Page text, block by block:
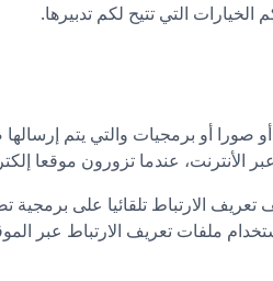
التي تتيح لكم تدبيرها.
صورا أو برمجيات والتي يتم
الأنترنت، عندما تزورون موقعا
تعريف الارتباط تلقائيا على
ملفات تعريف الارتباط عبر